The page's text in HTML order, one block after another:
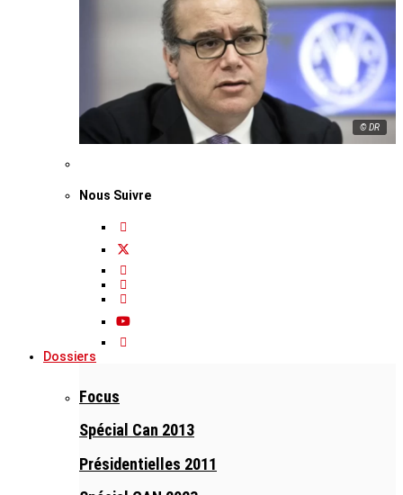
© DR
Nous Suivre
Dossiers
Focus
Spécial Can 2013
Présidentielles 2011